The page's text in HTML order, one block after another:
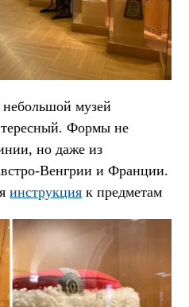
музей
Формы не
но даже из
Венгрии и Франции.
инструкция к предметам